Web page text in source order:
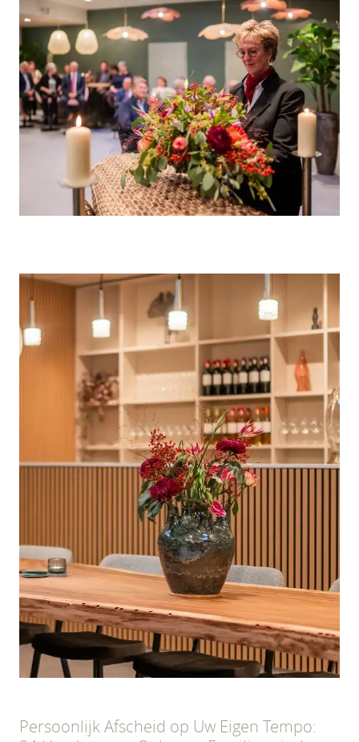
Persoonlijk Afscheid op Uw Eigen Tempo: